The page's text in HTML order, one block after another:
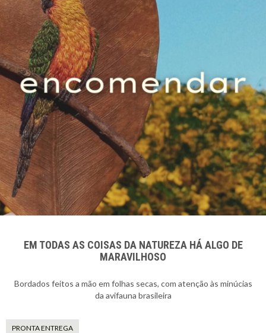
EM TODAS AS COISAS DA NATUREZA HÁ ALGO DE
MARAVILHOSO
Bordados feitos a mão em folhas secas, com atenção às minúcias
da avifauna brasileira
PRONTA ENTREGA